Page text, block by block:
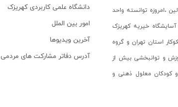
توانسته واحد
خیریه کهریزک
استان تهران و گروه
و توانبخشی بیش از
و کودکان معلول ذهنی و
دانشگاه علمی کاربردی کهریزک
امور بین الملل
آخرین ویدیوها
آدرس دفاتر مشارکت های مردمی